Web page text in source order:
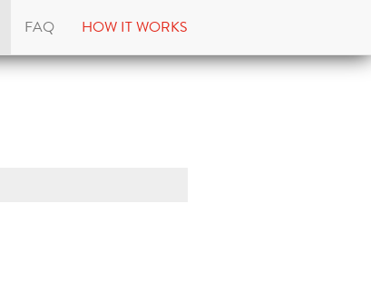
FAQ HOW IT WORKS